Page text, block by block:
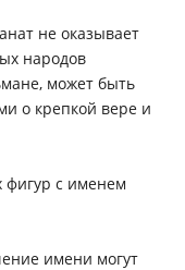
не оказывает
народов
может быть
о крепкой вере и
фигур с именем
имени могут